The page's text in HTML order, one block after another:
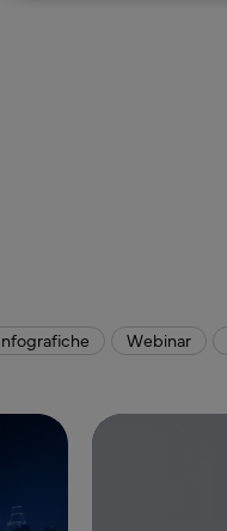
Webinar